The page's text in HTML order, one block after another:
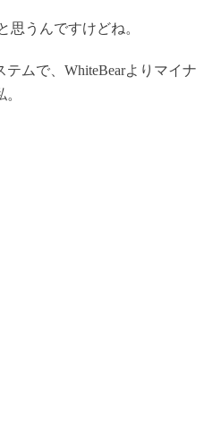
思うんですけどね。
ムで、WhiteBearよりマイナ